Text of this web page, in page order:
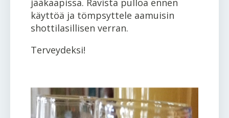
jääkaapissa. Ravista pulloa ennen
käyttöä ja tömpsyttele aamuisin
shottilasillisen verran.
Terveydeksi!